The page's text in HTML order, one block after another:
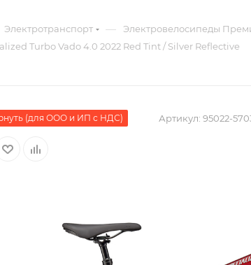
Электротранспорт — Электровелосипеды
Turbo Vado 4.0 2022 Red Tint / Silver Reflective
(для ООО и ИП с НДС) Артикул: 95022-